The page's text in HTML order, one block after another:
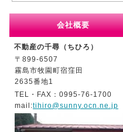
会社概要
不動産の千尋（ちひろ）
〒899-6507
霧島市牧園町宿窪田
2635番地1
TEL・FAX：0995-76-1700
mail:tihiro@sunny.ocn.ne.jp